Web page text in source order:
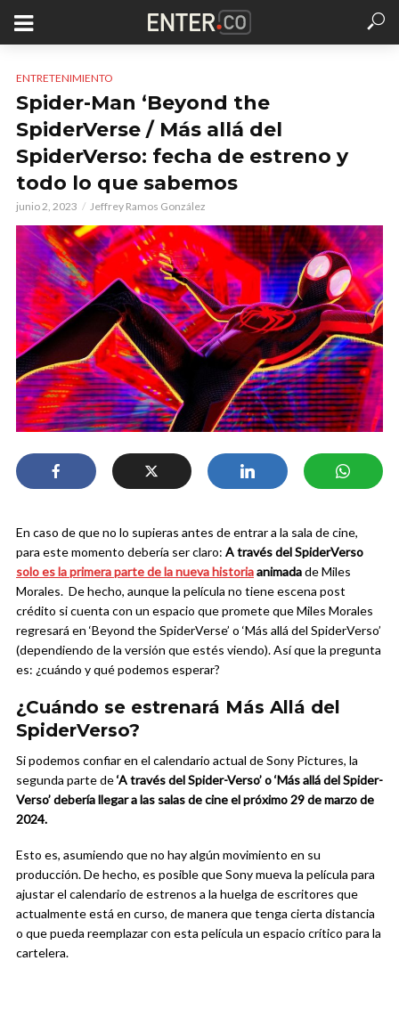
ENTRETENIMIENTO
Spider-Man ‘Beyond the
SpiderVerse / Más allá del
SpiderVerso: fecha de estreno y
todo lo que sabemos
junio 2, 2023 Jeffrey Ramos González
En caso de que no lo supieras antes de entrar a la sala de cine,
para este momento debería ser claro: A través del SpiderVerso
solo es la primera parte de la nueva historiaanimadade Miles
Morales. De hecho, aunque la película no tiene escena post
crédito si cuenta con un espacio que promete que Miles Morales
regresará en ‘Beyond the SpiderVerse’ o ‘Más allá del SpiderVerso’
(dependiendo de la versión que estés viendo). Así que la pregunta
es: ¿cuándo y qué podemos esperar?
¿Cuándo se estrenará Más Allá del
SpiderVerso?
Si podemos confiar en el calendario actual de Sony Pictures, la
segunda parte de‘A través del Spider-Verso’ o ‘Más allá del Spider-
Verso’ debería llegar a las salas de cine el próximo 29 de marzo de
2024.
Esto es, asumiendo que no hay algún movimiento en su
producción. De hecho, es posible que Sony mueva la película para
ajustar el calendario de estrenos a la huelga de escritores que
actualmente está en curso, de manera que tenga cierta distancia
o que pueda reemplazar con esta película un espacio crítico para la
cartelera.